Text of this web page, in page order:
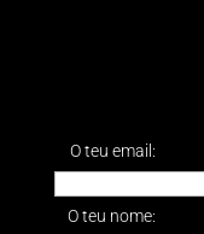
O teu email:
O teu nome: